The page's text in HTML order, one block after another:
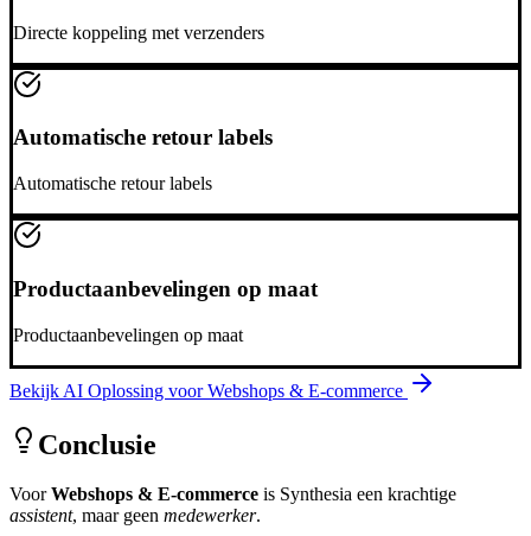
Directe koppeling met verzenders
Automatische retour labels
Automatische retour labels
Productaanbevelingen op maat
Productaanbevelingen op maat
Bekijk AI Oplossing voorWebshops & E-commerce
Conclusie
VoorWebshops & E-commerce is Synthesia een krachtige
assistent, maar geen medewerker.